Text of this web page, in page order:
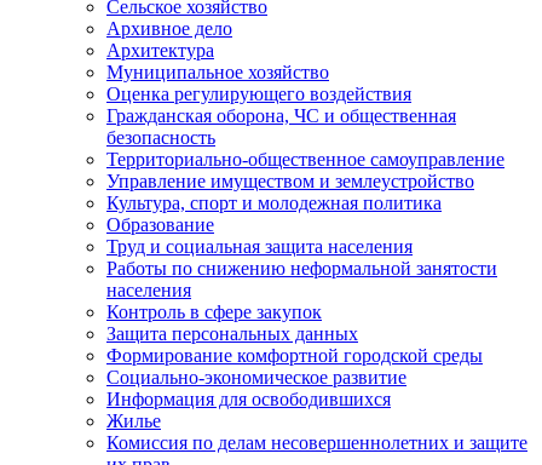
Сельское хозяйство
Архивное дело
Архитектура
Муниципальное хозяйство
Оценка регулирующего воздействия
Гражданская оборона, ЧС и общественная
безопасность
Территориально-общественное самоуправление
Управление имуществом и землеустройство
Культура, спорт и молодежная политика
Образование
Труд и социальная защита населения
Работы по снижению неформальной занятости
населения
Контроль в сфере закупок
Защита персональных данных
Формирование комфортной городской среды
Социально-экономическое развитие
Информация для освободившихся
Жилье
Комиссия по делам несовершеннолетних и защите